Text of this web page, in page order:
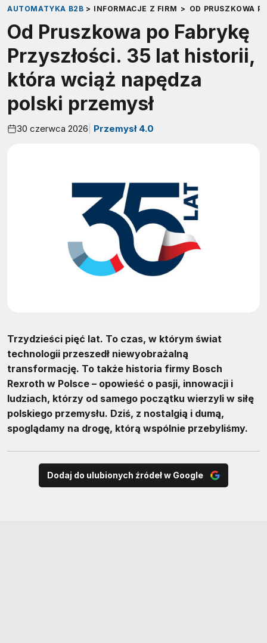
AUTOMATYKA B2B > INFORMACJE Z FIRM > OD PRUSZKOWA
Od Pruszkowa po Fabrykę
Przyszłości. 35 lat historii,
która wciąż napędza
polski przemysł
30 czerwca 2026 Przemysł 4.0
Trzydzieści pięć lat. To czas, w którym świat
technologii przeszedł niewyobrażalną
transformację. To także historia firmy Bosch
Rexroth w Polsce – opowieść o pasji, innowacji i
ludziach, którzy od samego początku wierzyli w siłę
polskiego przemysłu. Dziś, z nostalgią i dumą,
spoglądamy na drogę, którą wspólnie przebyliśmy.
Dodaj do ulubionych źródeł w Google